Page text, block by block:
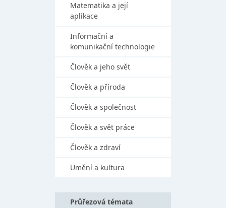
Matematika a její
aplikace
Informační a
komunikační technologie
Člověk a jeho svět
Člověk a příroda
Člověk a společnost
Člověk a svět práce
Člověk a zdraví
Umění a kultura
Průřezová témata